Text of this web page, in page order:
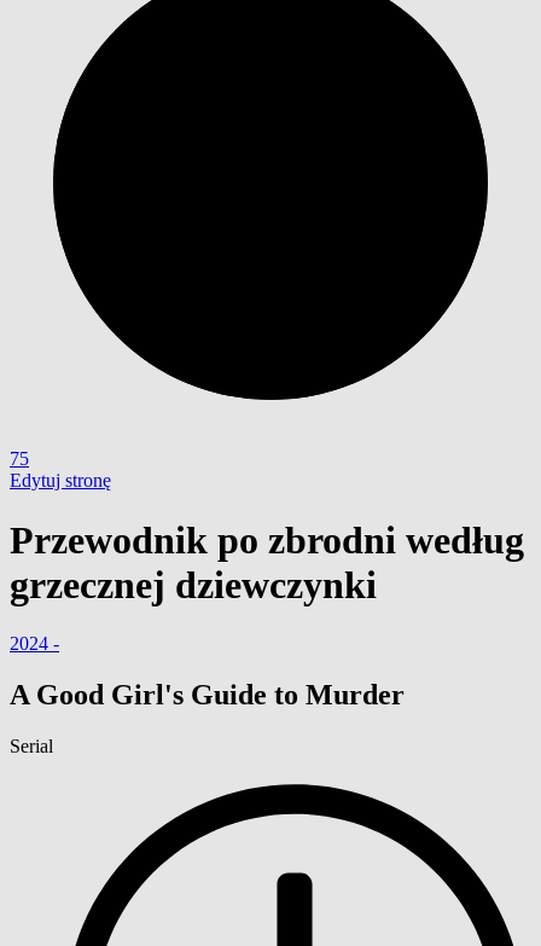
75
Edytuj stronę
Przewodnik po zbrodni według
grzecznej dziewczynki
2024 -
A Good Girl's Guide to Murder
Serial